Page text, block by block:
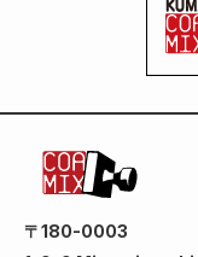
〒180-0003